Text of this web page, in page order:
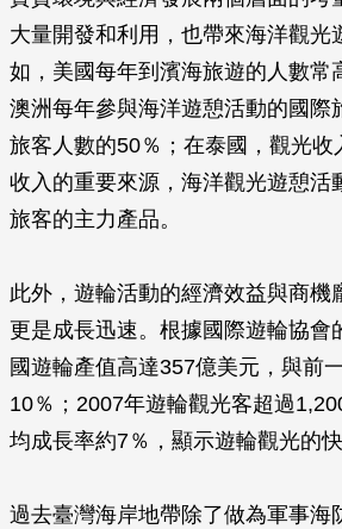
大量開發和利用，也帶來海洋觀光
如，美國每年到濱海旅遊的人數常
澳洲每年參與海洋遊憩活動的國際
旅客人數的50％；在泰國，觀光收
收入的重要來源，海洋觀光遊憩活
旅客的主力產品。
此外，遊輪活動的經濟效益與商機
更是成長迅速。根據國際遊輪協會
國遊輪產值高達357億美元，與前
10％；2007年遊輪觀光客超過
均成長率約7％，顯示遊輪觀光的快
過去臺灣海岸地帶除了做為軍事海